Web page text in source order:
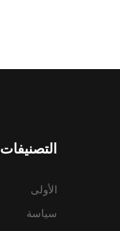
التصنيفات
الأولى
سياسة